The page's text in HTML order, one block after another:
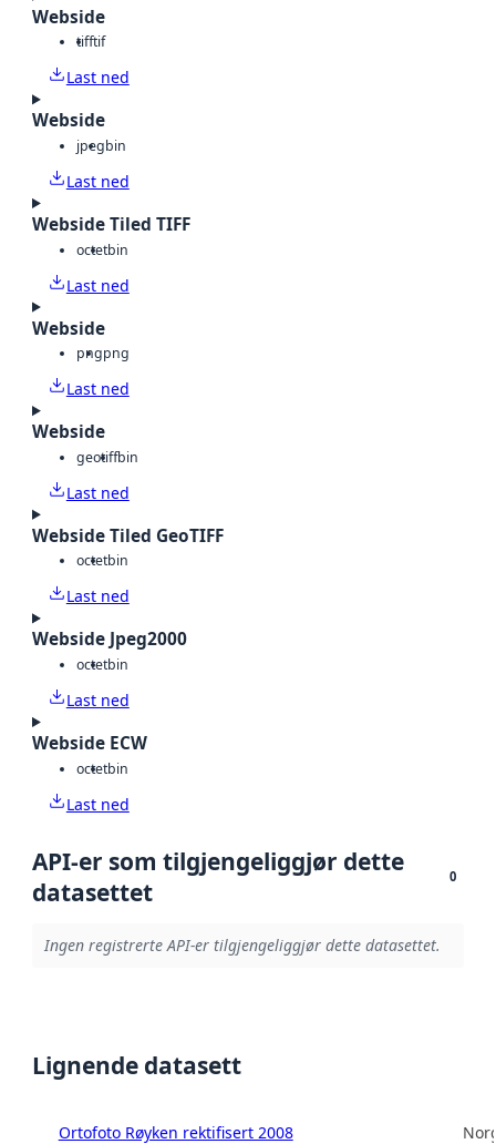
Webside
tifftif
Last ned
Webside
jpegbin
Last ned
Webside Tiled TIFF
octetbin
Last ned
Webside
pngpng
Last ned
Webside
geotiffbin
Last ned
Webside Tiled GeoTIFF
octetbin
Last ned
Webside Jpeg2000
octetbin
Last ned
Webside ECW
octetbin
Last ned
API-er som tilgjengeliggjør dette
datasettet
0
Ingen registrerte API-er tilgjengeliggjør dette datasettet.
Lignende datasett
Ortofoto Røyken rektifisert 2008